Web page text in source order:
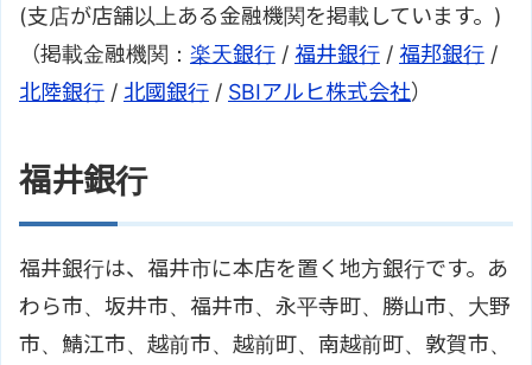
(支店が店舗以上ある金融機関を掲載しています。)
（掲載金融機関： 楽天銀行 / 福井銀行 / 福邦銀行 /
北陸銀行 / 北國銀行 / SBIアルヒ株式会社）
福井銀行
福井銀行は、福井市に本店を置く地方銀行です。あ
わら市、坂井市、福井市、永平寺町、勝山市、大野
市、鯖江市、越前市、越前町、南越前町、敦賀市、